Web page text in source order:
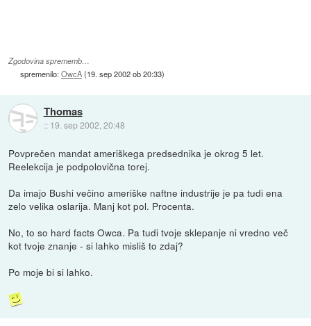
Zgodovina sprememb…
spremenilo:OwcA(19. sep 2002 ob 20:33)
Thomas
:: 19. sep 2002, 20:48
Povprečen mandat ameriškega predsednika je okrog 5 let.
Reelekcija je podpolovična torej.
Da imajo Bushi večino ameriške naftne industrije je pa tudi ena
zelo velika oslarija. Manj kot pol. Procenta.
No, to so hard facts Owca. Pa tudi tvoje sklepanje ni vredno več
kot tvoje znanje - si lahko misliš to zdaj?
Po moje bi si lahko.